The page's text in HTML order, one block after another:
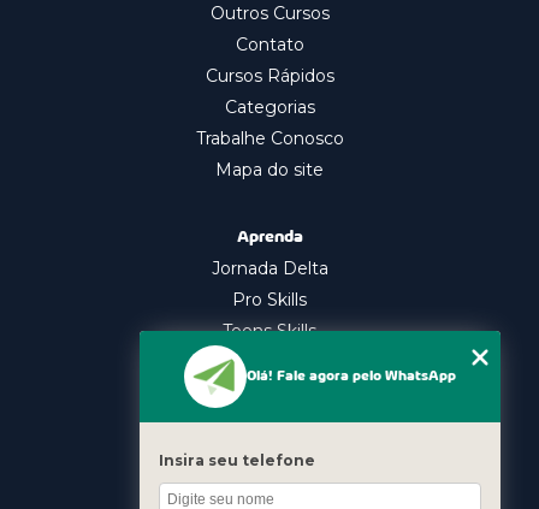
Outros Cursos
Contato
Cursos Rápidos
Categorias
Trabalhe Conosco
Mapa do site
Aprenda
Jornada Delta
Pro Skills
Teens Skills
In Company
Oratória
Gestão Emocional
Olá! Fale agora pelo WhatsApp
Insira seu telefone